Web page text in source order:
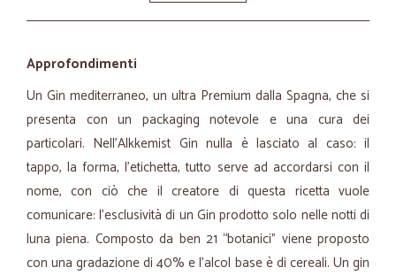
Approfondimenti
Un Gin mediterraneo, un ultra Premium dalla Spagna, che si
presenta con un packaging notevole e una cura dei
particolari. Nell’Alkkemist Gin nulla è lasciato al caso: il
tappo, la forma, l’etichetta, tutto serve ad accordarsi con il
nome, con ciò che il creatore di questa ricetta vuole
comunicare: l’esclusività di un Gin prodotto solo nelle notti di
luna piena. Composto da ben 21 “botanici” viene proposto
con una gradazione di 40% e l’alcol base è di cereali. Un gin